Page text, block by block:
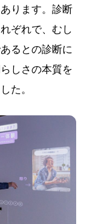
ります。診断
ぞれで、むし
るとの診断に
しさの本質を
た。